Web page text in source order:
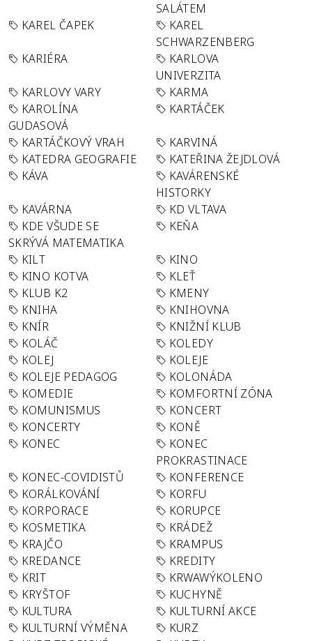
SALÁTEM
KAREL ČAPEK
KAREL
SCHWARZENBERG
KARIÉRA
KARLOVA
UNIVERZITA
KARLOVY VARY
KARMA
KAROLÍNA
GUDASOVÁ
KARTÁČEK
KARTÁČKOVÝ VRAH
KARVINÁ
KATEDRA GEOGRAFIE
KATEŘINA ŽEJDLOVÁ
KÁVA
KAVÁRENSKÉ
HISTORKY
KAVÁRNA
KD VLTAVA
KDE VŠUDE SE
SKRÝVÁ MATEMATIKA
KEŇA
KILT
KINO
KINO KOTVA
KLEŤ
KLUB K2
KMENY
KNIHA
KNIHOVNA
KNÍR
KNIŽNÍ KLUB
KOLÁČ
KOLEDY
KOLEJ
KOLEJE
KOLEJE PEDAGOG
KOLONÁDA
KOMEDIE
KOMFORTNÍ ZÓNA
KOMUNISMUS
KONCERT
KONCERTY
KONĚ
KONEC
KONEC
PROKRASTINACE
KONEC-COVIDISTŮ
KONFERENCE
KORÁLKOVÁNÍ
KORFU
KORPORACE
KORUPCE
KOSMETIKA
KRÁDEŽ
KRAJČO
KRAMPUS
KREDANCE
KREDITY
KRIT
KRWAWÝKOLENO
KRYŠTOF
KUCHYNĚ
KULTURA
KULTURNÍ AKCE
KULTURNÍ VÝMĚNA
KURZ